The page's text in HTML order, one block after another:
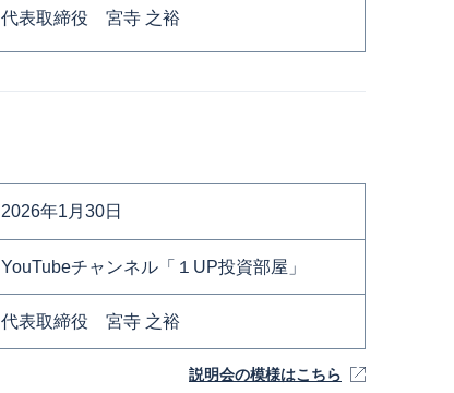
代表取締役 宮寺 之裕
2026年1月30日
YouTubeチャンネル「１UP投資部屋」
代表取締役 宮寺 之裕
説明会の模様はこちら